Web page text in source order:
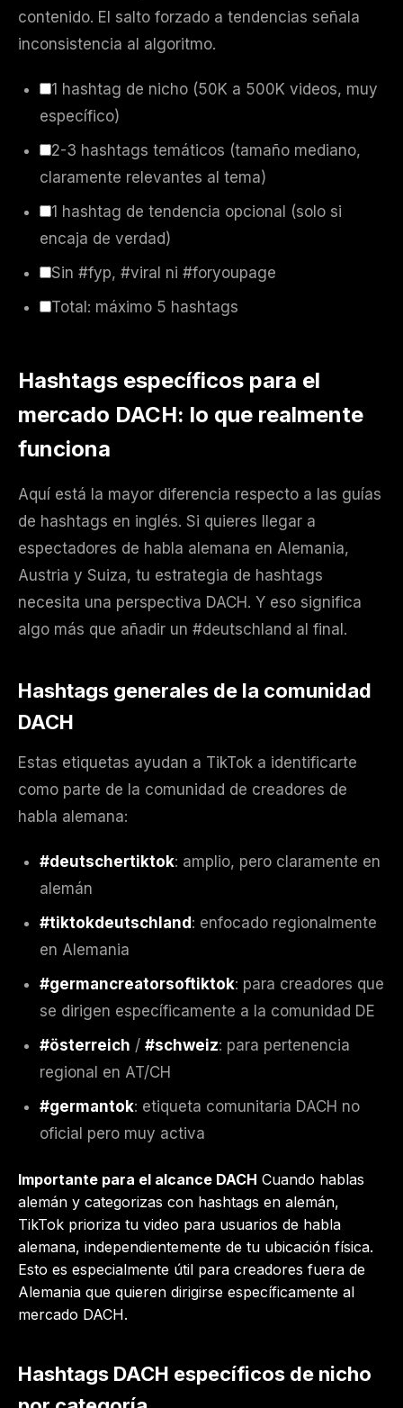
contenido. El salto forzado a tendencias señala
inconsistencia al algoritmo.
1 hashtag de nicho (50K a 500K videos, muy
específico)
2-3 hashtags temáticos (tamaño mediano,
claramente relevantes al tema)
1 hashtag de tendencia opcional (solo si
encaja de verdad)
Sin #fyp, #viral ni #foryoupage
Total: máximo 5 hashtags
Hashtags específicos para el
mercado DACH: lo que realmente
funciona
Aquí está la mayor diferencia respecto a las guías
de hashtags en inglés. Si quieres llegar a
espectadores de habla alemana en Alemania,
Austria y Suiza, tu estrategia de hashtags
necesita una perspectiva DACH. Y eso significa
algo más que añadir un #deutschland al final.
Hashtags generales de la comunidad
DACH
Estas etiquetas ayudan a TikTok a identificarte
como parte de la comunidad de creadores de
habla alemana:
#deutschertiktok: amplio, pero claramente en
alemán
#tiktokdeutschland : enfocado regionalmente
en Alemania
#germancreatorsoftiktok: para creadores que
se dirigen específicamente a la comunidad DE
#österreich / #schweiz: para pertenencia
regional en AT/CH
#germantok: etiqueta comunitaria DACH no
oficial pero muy activa
Importante para el alcance DACH Cuando hablas
alemán y categorizas con hashtags en alemán,
TikTok prioriza tu video para usuarios de habla
alemana, independientemente de tu ubicación física.
Esto es especialmente útil para creadores fuera de
Alemania que quieren dirigirse específicamente al
mercado DACH.
Hashtags DACH específicos de nicho